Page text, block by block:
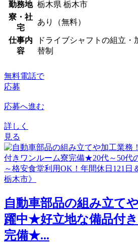
勤務地 栃木県 栃木市
寮・社
宅
あり（無料）
仕事内
容
ドライブシャフトの組立・
替制
無料電話で
応募
応募へ進む
詳しく
見る
自動車部品の組み立て
躍中★好立地な備品付
完備★...